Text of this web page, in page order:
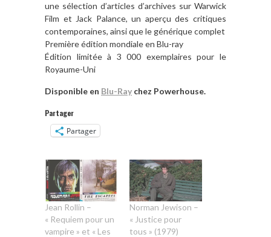
une sélection d’articles d’archives sur Warwick
Film et Jack Palance, un aperçu des critiques
contemporaines, ainsi que le générique complet
Première édition mondiale en Blu-ray
Édition limitée à 3 000 exemplaires pour le
Royaume-Uni
Disponible en Blu-Ray chez Powerhouse.
Partager
Partager
Jean Rollin –
« Requiem pour un
vampire » et « Les
Norman Jewison –
« Justice pour
tous » (1979)